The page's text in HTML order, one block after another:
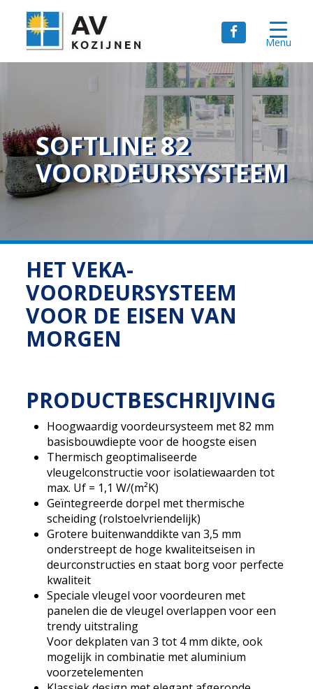
SOFTLINE 82
VOORDEURSYSTEEM
HET VEKA-
VOORDEURSYSTEEM
VOOR DE EISEN VAN
MORGEN
PRODUCTBESCHRIJVING
Hoogwaardig voordeursysteem met 82 mm
basisbouwdiepte voor de hoogste eisen
Thermisch geoptimaliseerde
vleugelconstructie voor isolatiewaarden tot
max. Uf = 1,1 W/(m²K)
Geïntegreerde dorpel met thermische
scheiding (rolstoelvriendelijk)
Grotere buitenwanddikte van 3,5 mm
onderstreept de hoge kwaliteitseisen in
deurconstructies en staat borg voor perfecte
kwaliteit
Speciale vleugel voor voordeuren met
panelen die de vleugel overlappen voor een
trendy uitstraling
Voor dekplaten van 3 tot 4 mm dikte, ook
mogelijk in combinatie met aluminium
voorzetelementen
Menu